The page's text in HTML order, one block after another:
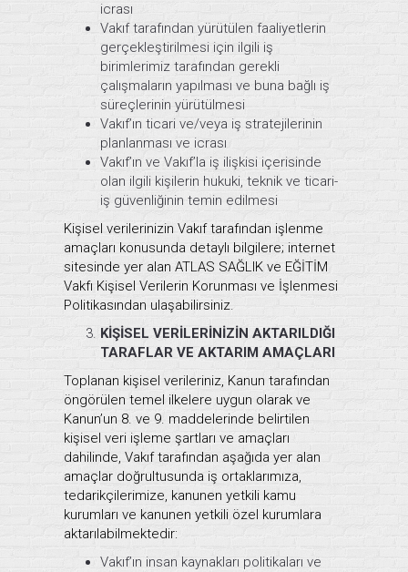
icrası
Vakıf tarafından yürütülen faaliyetlerin
gerçekleştirilmesi için ilgili iş
birimlerimiz tarafından gerekli
çalışmaların yapılması ve buna bağlı iş
süreçlerinin yürütülmesi
Vakıf’ın ticari ve/veya iş stratejilerinin
planlanması ve icrası
Vakıf’ın ve Vakıf’la iş ilişkisi içerisinde
olan ilgili kişilerin hukuki, teknik ve ticari-
iş güvenliğinin temin edilmesi
Kişisel verilerinizin Vakıf tarafından işlenme
amaçları konusunda detaylı bilgilere; internet
sitesinde yer alan ATLAS SAĞLIK ve EĞİTİM
Vakfı Kişisel Verilerin Korunması ve İşlenmesi
Politikasından ulaşabilirsiniz.
KİŞİSEL VERİLERİNİZİN AKTARILDIĞI
TARAFLAR VE AKTARIM AMAÇLARI
Toplanan kişisel verileriniz, Kanun tarafından
öngörülen temel ilkelere uygun olarak ve
Kanun’un 8. ve 9. maddelerinde belirtilen
kişisel veri işleme şartları ve amaçları
dahilinde, Vakıf tarafından aşağıda yer alan
amaçlar doğrultusunda iş ortaklarımıza,
tedarikçilerimize, kanunen yetkili kamu
kurumları ve kanunen yetkili özel kurumlara
aktarılabilmektedir:
Vakıf’ın insan kaynakları politikaları ve